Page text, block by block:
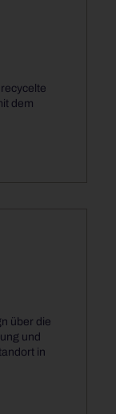
dem
über die
und
in